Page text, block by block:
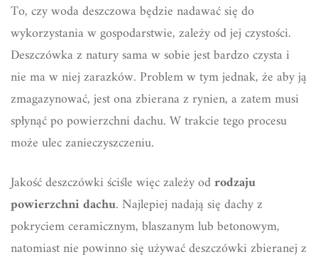
To, czy woda deszczowa będzie nadawać się do
wykorzystania w gospodarstwie, zależy od jej czystości.
Deszczówka z natury sama w sobie jest bardzo czysta i
nie ma w niej zarazków. Problem w tym jednak, że aby ją
zmagazynować, jest ona zbierana z rynien, a zatem musi
spłynąć po powierzchni dachu. W trakcie tego procesu
może ulec zanieczyszczeniu.
Jakość deszczówki ściśle więc zależy odrodzaju
powierzchni dachu. Najlepiej nadają się dachy z
pokryciem ceramicznym, blaszanym lub betonowym,
natomiast nie powinno się używać deszczówki zbieranej z